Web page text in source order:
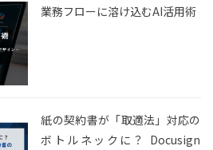
業務フローに溶け込むAI活用術
紙の契約書が「取適法」対応の
ボトルネックに？ Docusign